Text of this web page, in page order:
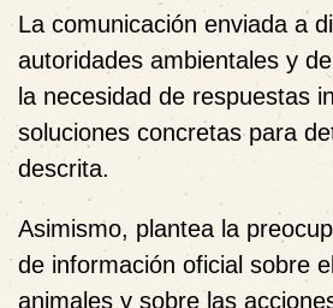
La comunicación enviada a
autoridades ambientales y
la necesidad de respuestas
soluciones concretaspara
descrita.
Asimismo, plantea la
de información oficial sobre
animales y sobre las